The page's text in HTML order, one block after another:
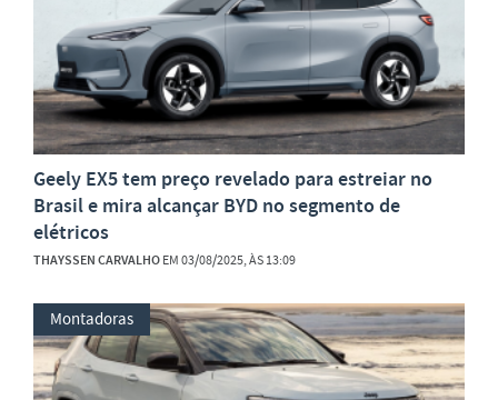
Geely EX5 tem preço revelado para estreiar no
Brasil e mira alcançar BYD no segmento de
elétricos
THAYSSEN CARVALHOEM 03/08/2025, ÀS 13:09
Montadoras